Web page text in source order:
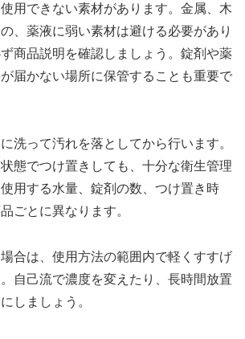
用できない素材があります。金属、木
、薬液に弱い素材は避ける必要があり
商品説明を確認しましょう。錠剤や薬
届かない場所に保管することも重要で
洗って汚れを落としてから行います。
態でつけ置きしても、十分な衛生管理
用する水量、錠剤の数、つけ置き時
ごとに異なります。
合は、使用方法の範囲内で軽くすすげ
自己流で濃度を変えたり、長時間放置
しましょう。